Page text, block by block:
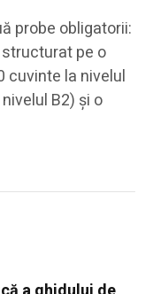
probe obligatorii:
pe o
cuvinte la nivelul
B2) și o